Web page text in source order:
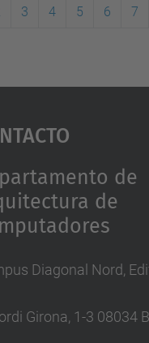
3 4 5 6 7
de
de
Diagonal Nord,
Girona, 1-3 08034